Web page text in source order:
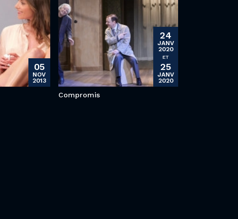
05
NOV
2013
24
JANV
2020
ET
25
JANV
2020
Compromis